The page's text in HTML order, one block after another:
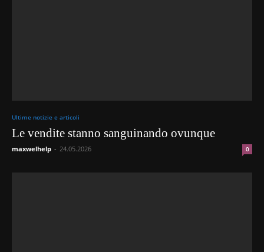
Ultime notizie e articoli
Le vendite stanno sanguinando ovunque
maxwelhelp - 24.05.2026 0